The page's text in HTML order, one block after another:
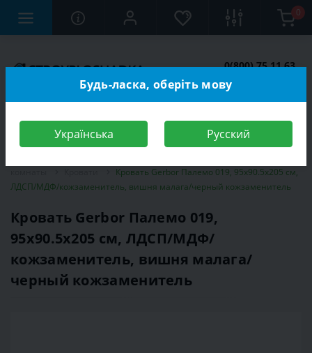
0
0(800) 75 11 63
Кровать Gerbor Палемо 019, 95х90.5х205 см,
ЛДСП/МДФ/кожзаменитель, вишня малага/черный кожзаменитель
Кровать Gerbor Палемо 019,
95х90.5х205 см, ЛДСП/МДФ/
кожзаменитель, вишня малага/
черный кожзаменитель
Будь-ласка, оберіть мову
Українська Русский